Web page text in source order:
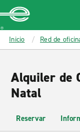
MAIN
CONTENT
Enterprise
Inicio Red de
Alquiler de
Natal
Reservar